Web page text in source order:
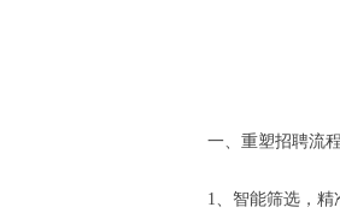
一、重塑招聘流
1、智能筛选，精